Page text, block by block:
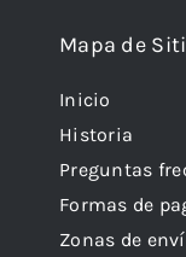
Mapa de
Inicio
Historia
Preguntas
Formas de
Zonas de